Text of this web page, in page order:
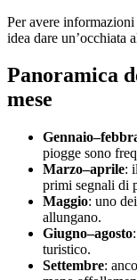
Per avere informazioni
idea dare un’occhiata
Panoramica
mese
piogge sono
Marzo–aprile:
primi segnali di
Maggio: uno
allungano.
Giugno–agosto
turistico.
Settembre: